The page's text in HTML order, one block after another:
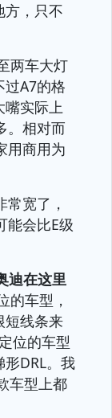
方，只不
两车大灯
A7的格
嘴实际上
。相对而
用商用为
宽了，
能会比E级
迪在这里
的车型，
短线条来
位的车型
DRL。我
车型上都